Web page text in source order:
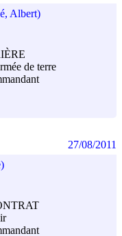
Albert)
de terre
27/08/2011